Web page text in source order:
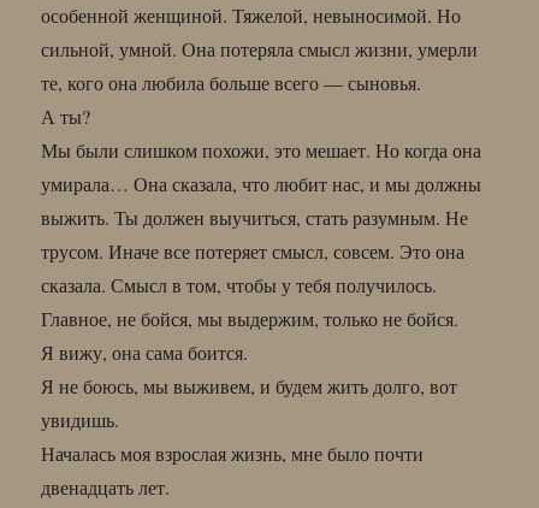
особенной женщиной. Тяжелой, невыносимой. Но
сильной, умной. Она потеряла смысл жизни, умерли
те, кого она любила больше всего — сыновья.
А ты?
Мы были слишком похожи, это мешает. Но когда она
умирала… Она сказала, что любит нас, и мы должны
выжить. Ты должен выучиться, стать разумным. Не
трусом. Иначе все потеряет смысл, совсем. Это она
сказала. Смысл в том, чтобы у тебя получилось.
Главное, не бойся, мы выдержим, только не бойся.
Я вижу, она сама боится.
Я не боюсь, мы выживем, и будем жить долго, вот
увидишь.
Началась моя взрослая жизнь, мне было почти
двенадцать лет.